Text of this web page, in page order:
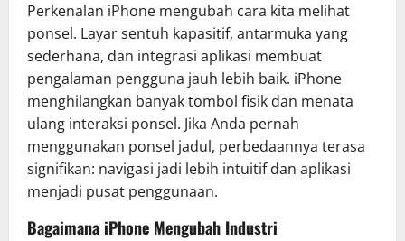
Perkenalan iPhone mengubah cara kita melihat
ponsel. Layar sentuh kapasitif, antarmuka yang
sederhana, dan integrasi aplikasi membuat
pengalaman pengguna jauh lebih baik. iPhone
menghilangkan banyak tombol fisik dan menata
ulang interaksi ponsel. Jika Anda pernah
menggunakan ponsel jadul, perbedaannya terasa
signifikan: navigasi jadi lebih intuitif dan aplikasi
menjadi pusat penggunaan.
Bagaimana iPhone Mengubah Industri